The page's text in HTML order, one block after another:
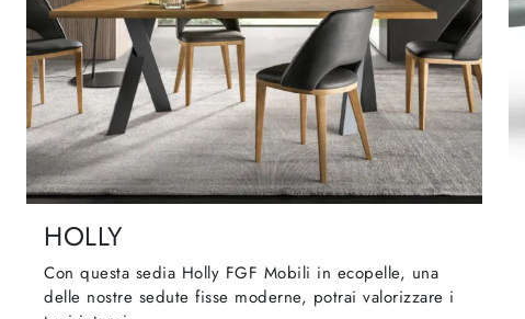
HOLLY
Con questa sedia Holly FGF Mobili in ecopelle, una
delle nostre sedute fisse moderne, potrai valorizzare i